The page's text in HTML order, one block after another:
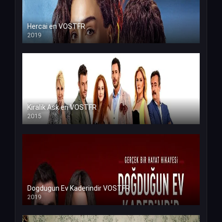
Hercai en VOSTFR
2019
Kiralik Ask en VOSTFR
2015
Dogdugun Ev Kaderindir VOSTFR
2019